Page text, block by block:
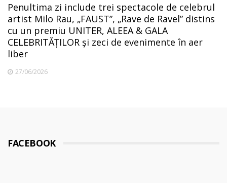
Penultima zi include trei spectacole de celebrul
artist Milo Rau, „FAUST”, „Rave de Ravel” distins
cu un premiu UNITER, ALEEA & GALA
CELEBRITĂȚILOR și zeci de evenimente în aer
liber
27/06/2026
FACEBOOK